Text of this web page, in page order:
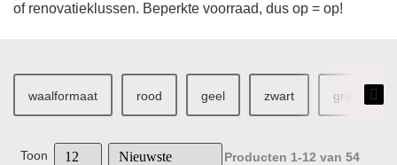
of renovatieklussen. Beperkte voorraad, dus op = op!
waalformaat rood geel zwart grijs
Toon Producten 1-12 van 54